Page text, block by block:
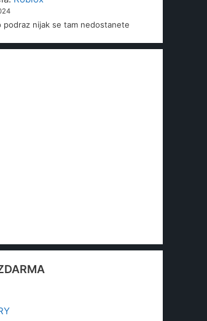
podraz nijak se tam nedostanete